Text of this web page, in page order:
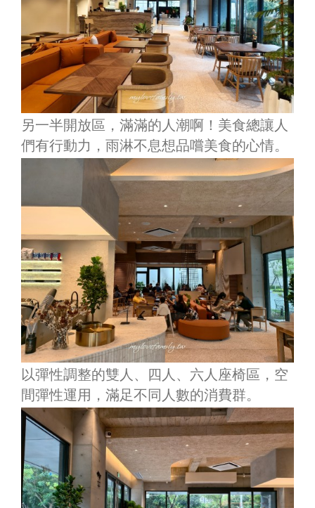
另一半開放區，滿滿的人潮啊！美食總讓人
們有行動力，雨淋不息想品嚐美食的心情。
以彈性調整的雙人 、 四人 、 六人座椅區，空
間彈性運用，滿足不同人數的消費群。